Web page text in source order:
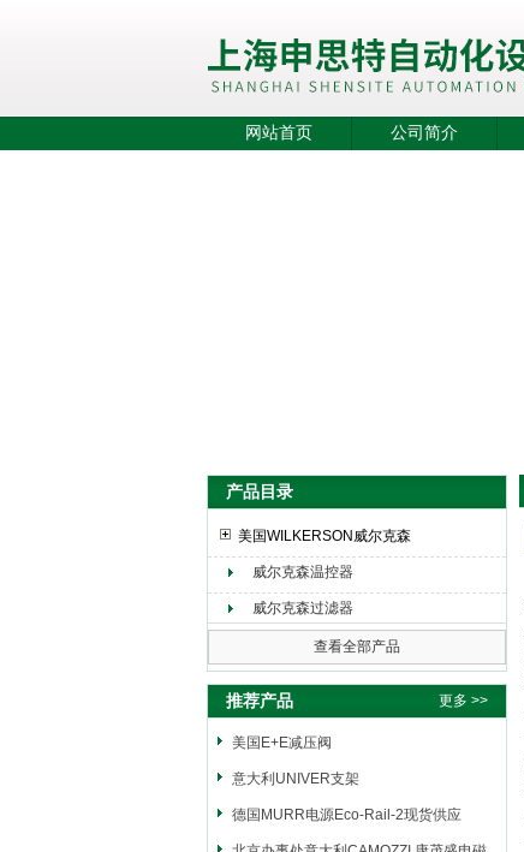
上海申思特自动化设备有限公司
网站首页 公司简介
产品目录
美国WILKERSON威尔克森
威尔克森温控器
威尔克森过滤器
查看全部产品
推荐产品 更多 >>
美国E+E减压阀
意大利UNIVER支架
德国MURR电源Eco-Rail-2现货供应